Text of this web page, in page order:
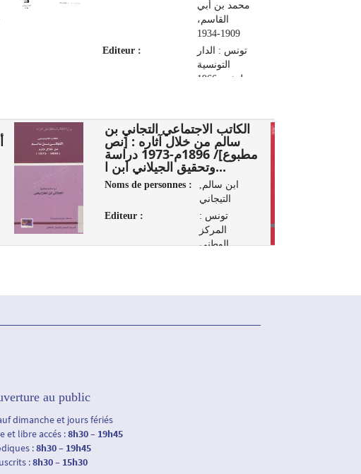
محمد بن أبي
القاسم،
1909-1934
Editeur :
تونس : الدار
التونسية
لنشر‏، ‏1966
الكاتب الاجتماعي التجاني بن
سالم من خلال آثاره : [نص
مطبوع]/ 1896م-1973 دراسة
وتحقيق الجيلاني ابن ا...
Noms de personnes :
ابن سالم,
التيجاني
Editeur :
تونس :
المركز
الوطني
au public
dimanche et jours fériés
et libre accés :8h30 – 19h45
:8h30 – 19h45
:8h30 – 15h30